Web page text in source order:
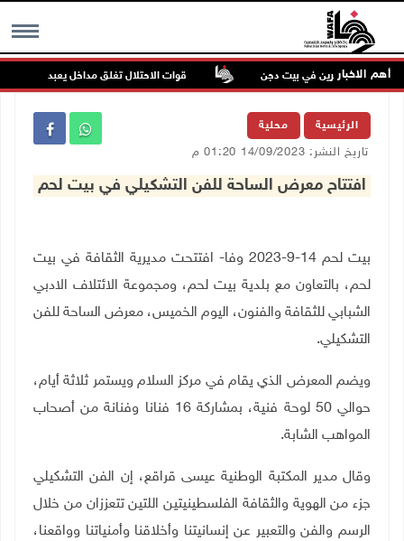
MENU أهم الاخبار
للمستعمرين في بيت دجن قوات الاحتلال تغلق مداخل يعبد جنوب غرب
الرئيسية محلية
تاريخ النشر: 14/09/2023 01:20 م
افتتاح معرض الساحة للفن التشكيلي في بيت لحم
بيت لحم 14-9-2023 وفا- افتتحت مديرية الثقافة في بيت
لحم، بالتعاون مع بلدية بيت لحم، ومجموعة الائتلاف الادبي
الشبابي للثقافة والفنون، اليوم الخميس، معرض الساحة للفن
التشكيلي.
ويضم المعرض الذي يقام في مركز السلام ويستمر ثلاثة أيام،
حوالي 50 لوحة فنية، بمشاركة 16 فنانا وفنانة من أصحاب
المواهب الشابة.
وقال مدير المكتبة الوطنية عيسى قراقع، إن الفن التشكيلي
جزء من الهوية والثقافة الفلسطينيتين اللتين تتعززان من خلال
الرسم والفن والتعبير عن إنسانيتنا وأخلاقنا وأمنياتنا وواقعنا،